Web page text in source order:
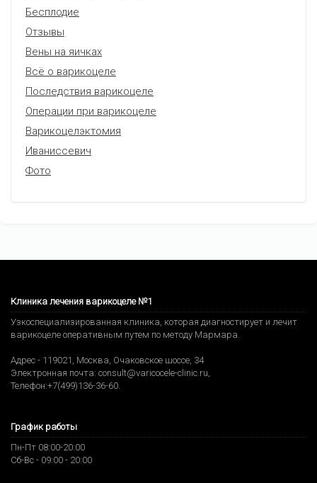
Бесплодие
Отзывы
Вены на яичках
Всё о варикоцеле
Последствия варикоцеле
Операции при варикоцеле
Варикоцелэктомия
Иваниссевич
Фото
Клиника лечения варикоцеле №1
Узкоспециализированная клиника, которая диагностирует и лечит
варикоцеле оперативным путем по методу Мармара.
Адрес - 119021 , Москва, Очаковское шоссе, 34
Электронная почта: consult@varicocele-clinic.ru,
Телефон:+7(499)136-36-60.
График работы
Пн-Пт 08:00-20:00
Сб-Вс - 09:00 - 20:00